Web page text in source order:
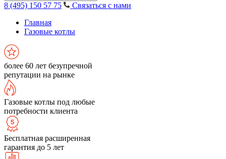
8 (495) 150 57 75
Связаться с нами
Главная
Газовые котлы
более 60 лет безупречной
репутации на рынке
Газовые котлы под любые
потребности клиента
Бесплатная расширенная
гарантия до 5 лет